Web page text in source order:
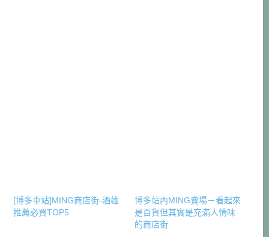
[博多車站]MING商店街-酒雄
推薦必買TOP5
博多站內MING賣場－看起來
是百貨但其實是充滿人情味
的商店街